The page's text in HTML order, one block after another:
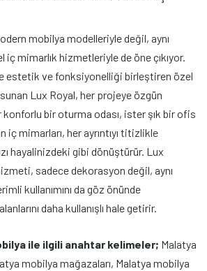
mobilya modelleriyle değil, aynı
mimarlık hizmetleriyle de öne çıkıyor.
estetik ve fonksiyonelliği birleştiren özel
Lux Royal, her projeye özgün
bir oturma odası, ister şık bir ofis
iç mimarları, her ayrıntıyı titizlikle
hayalinizdeki gibi dönüştürür. Lux
sadece dekorasyon değil, aynı
kullanımını da göz önünde
daha kullanışlı hale getirir.
ile ilgili anahtar kelimeler; Malatya
mobilya mağazaları, Malatya mobilya